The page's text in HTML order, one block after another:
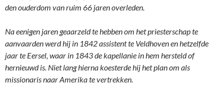
den ouderdom van ruim 66 jaren overleden.
Na eenigen jaren geaarzeld te hebben om het priesterschap te
aanvaarden werd hij in 1842 assistent te Veldhoven en hetzelfde
jaar te Eersel, waar in 1843 de kapellanie in hem hersteld of
hernieuwd is. Niet lang hierna koesterde hij het plan om als
missionaris naar Amerika te vertrekken.